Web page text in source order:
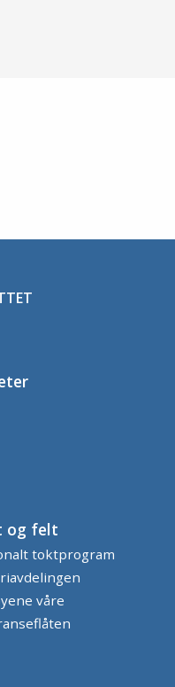
og felt
toktprogram
våre